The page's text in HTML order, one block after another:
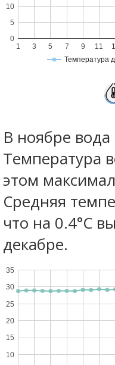
Температура
1 3 5 7 9 11
0
5
10
В ноябре
Температура
этом
Средняя
что на 0.4°C
декабре.
10
15
20
25
30
35